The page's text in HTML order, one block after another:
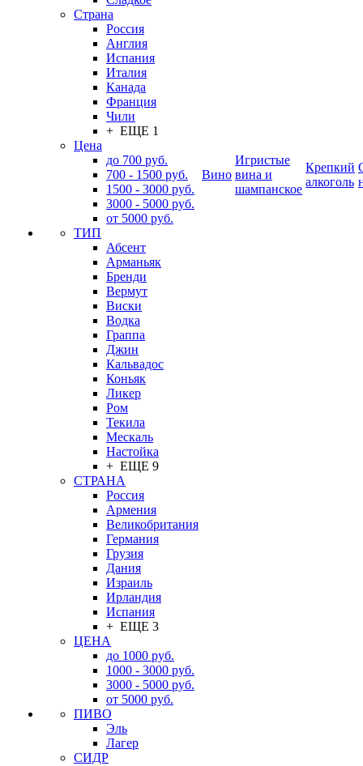
Страна
Россия
Англия
Испания
Италия
Канада
Франция
Чили
+ ЕЩЕ 1
Цена
до 700 руб.
700 - 1500 руб.
1500 - 3000 руб.
3000 - 5000 руб.
от 5000 руб.
ТИП
Абсент
Арманьяк
Бренди
Вермут
Виски
Водка
Граппа
Джин
Кальвадос
Коньяк
Ликер
Ром
Текила
Мескаль
Настойка
+ ЕЩЕ 9
СТРАНА
Россия
Армения
Великобритания
Германия
Грузия
Дания
Израиль
Ирландия
Испания
+ ЕЩЕ 3
ЦЕНА
до 1000 руб.
1000 - 3000 руб.
3000 - 5000 руб.
от 5000 руб.
ПИВО
Эль
Лагер
СИДР
Вино
Игристые
вина и
шампанское
Крепкий
алкоголь